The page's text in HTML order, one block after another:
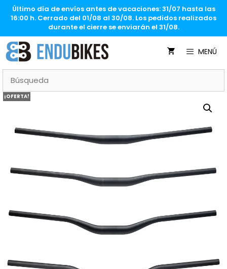
SaltarÚltimo día de envíos antes de vacaciones: 31/07 hasta las
16:00 h. Cerrado del 01/08 al 30/08. Los pedidos realizados
durante el cierre se enviarán el 31/08.
MENÚ
¡OFERTA!